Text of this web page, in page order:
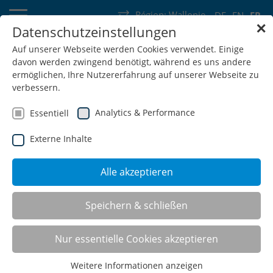
DE EN FR
Région: Wallonie
Allemagne Suisse Autriche Belgique Luxembourg
Pays-Bas Wallonie
SHOP
Support de montage de
travail
✕
Datenschutzeinstellungen
Auf unserer Webseite werden Cookies verwendet. Einige
davon werden zwingend benötigt, während es uns andere
ermöglichen, Ihre Nutzererfahrung auf unserer Webseite zu
verbessern.
Essentiell Analytics & Performance
Externe Inhalte
Alle akzeptieren
Speichern & schließen
Nur essentielle Cookies akzeptieren
Weitere Informationen anzeigen